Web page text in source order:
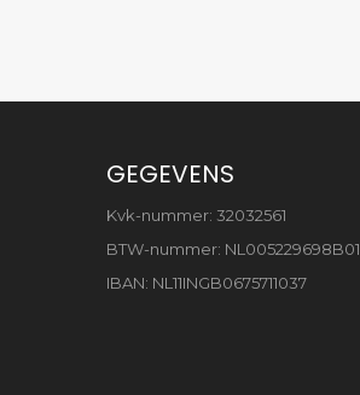
GEGEVENS
Kvk-nummer: 32032561
BTW-nummer: NL005229698B01
IBAN: NL11INGB0675711037